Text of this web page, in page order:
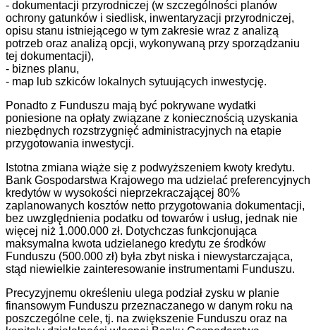
- dokumentacji przyrodniczej (w szczególności planów
ochrony gatunków i siedlisk, inwentaryzacji przyrodniczej,
opisu stanu istniejącego w tym zakresie wraz z analizą
potrzeb oraz analizą opcji, wykonywaną przy sporządzaniu
tej dokumentacji),
- biznes planu,
- map lub szkiców lokalnych sytuujących inwestycję.
Ponadto z Funduszu mają być pokrywane wydatki
poniesione na opłaty związane z koniecznością uzyskania
niezbędnych rozstrzygnięć administracyjnych na etapie
przygotowania inwestycji.
Istotna zmiana wiąże się z podwyższeniem kwoty kredytu.
Bank Gospodarstwa Krajowego ma udzielać preferencyjnych
kredytów w wysokości nieprzekraczającej 80%
zaplanowanych kosztów netto przygotowania dokumentacji,
bez uwzględnienia podatku od towarów i usług, jednak nie
więcej niż 1.000.000 zł. Dotychczas funkcjonująca
maksymalna kwota udzielanego kredytu ze środków
Funduszu (500.000 zł) była zbyt niska i niewystarczająca,
stąd niewielkie zainteresowanie instrumentami Funduszu.
Precyzyjnemu określeniu ulega podział zysku w planie
finansowym Funduszu przeznaczanego w danym roku na
poszczególne cele, tj. na zwiększenie Funduszu oraz na